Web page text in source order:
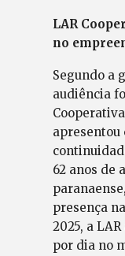
LAR
no
Segundo a
audiência
apresentou
62 anos de
presença
2025, a
por dia no